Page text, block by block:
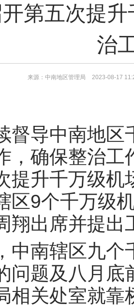
第五次提
治
来源：中南地区管理局 2023-08-17
督导中南地区
，确保整治工
提升千万级机
区9个千万级
翔出席并提出
中南辖区九个
问题及八月
相关处室就靠